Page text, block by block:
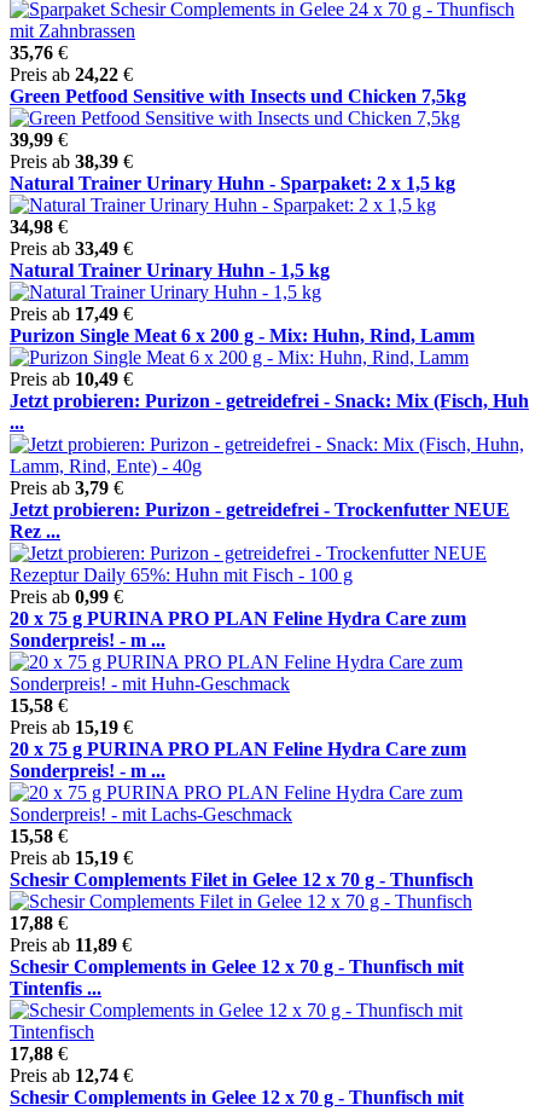
35,76 €
Preis ab 24,22 €
Green Petfood Sensitive with Insects und Chicken 7,5kg
39,99 €
Preis ab 38,39 €
Natural Trainer Urinary Huhn - Sparpaket: 2 x 1,5 kg
34,98 €
Preis ab 33,49 €
Natural Trainer Urinary Huhn - 1,5 kg
Preis ab 17,49 €
Purizon Single Meat 6 x 200 g - Mix: Huhn, Rind, Lamm
Preis ab 10,49 €
Jetzt probieren: Purizon - getreidefrei - Snack: Mix (Fisch, Huh
...
Preis ab 3,79 €
Jetzt probieren: Purizon - getreidefrei - Trockenfutter NEUE
Rez ...
Preis ab 0,99 €
20 x 75 g PURINA PRO PLAN Feline Hydra Care zum
Sonderpreis! - m ...
15,58 €
Preis ab 15,19 €
20 x 75 g PURINA PRO PLAN Feline Hydra Care zum
Sonderpreis! - m ...
15,58 €
Preis ab 15,19 €
Schesir Complements Filet in Gelee 12 x 70 g - Thunfisch
17,88 €
Preis ab 11,89 €
Schesir Complements in Gelee 12 x 70 g - Thunfisch mit
Tintenfis ...
17,88 €
Preis ab 12,74 €
Schesir Complements in Gelee 12 x 70 g - Thunfisch mit